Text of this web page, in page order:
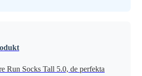
Run Socks Tall 5.0, de perfekta